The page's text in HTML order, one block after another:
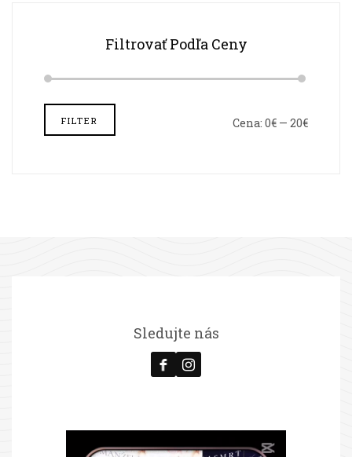
Filtrovať Podľa Ceny
FILTER Cena: 0€ — 20€
Sledujte nás